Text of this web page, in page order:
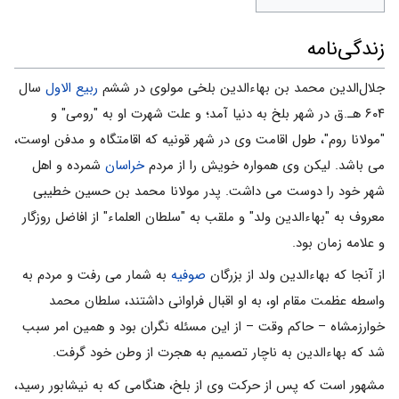
زندگی‌نامه
جلال‌الدین محمد بن بهاءالدین بلخی مولوی در ششم ربیع الاول سال
۶۰۴ هـ.ق در شهر بلخ به دنیا آمد؛ و علت شهرت او به "رومی" و
"مولانا روم"، طول اقامت وی در شهر قونیه که اقامتگاه و مدفن اوست،
می باشد. لیکن وی همواره خویش را از مردمخراسان شمرده و اهل
شهر خود را دوست می داشت. پدر مولانا محمد بن‌ حسین خطیبی
معروف به "بهاءالدین ولد" و ملقب به "سلطان العلماء" از افاضل روزگار
و علامه زمان بود.
از آنجا که بهاءالدین ولد از بزرگان صوفیه به شمار می رفت و مردم به
واسطه عظمت مقام او، به او اقبال فراوانی داشتند، سلطان محمد
خوارزمشاه – حاکم وقت – از این مسئله نگران بود و همین امر سبب
شد که بهاءالدین به ناچار تصمیم به هجرت از وطن خود گرفت.
مشهور است که پس از حرکت وی از بلخ، هنگامی که به نیشابور رسید،